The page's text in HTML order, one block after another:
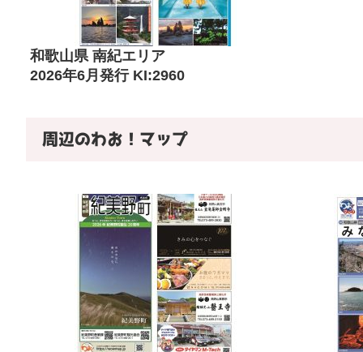
和歌山県 南紀エリア
2026年6月発行 KI:2960
周辺のわお！マップ